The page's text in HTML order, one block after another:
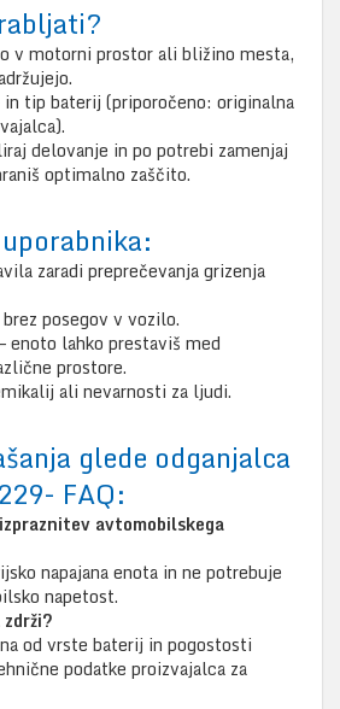
v motorni prostor ali bližino mesta,
tip baterij (priporočeno: originalna
delovanje in po potrebi zamenjaj
optimalno zaščito.
zaradi preprečevanja grizenja
posegov v vozilo.
enoto lahko prestaviš med
prostore.
ali nevarnosti za ljudi.
glede odganjalca
FAQ:
avtomobilskega
napajana enota in ne potrebuje
napetost.
od vrste baterij in pogostosti
podatke proizvajalca za